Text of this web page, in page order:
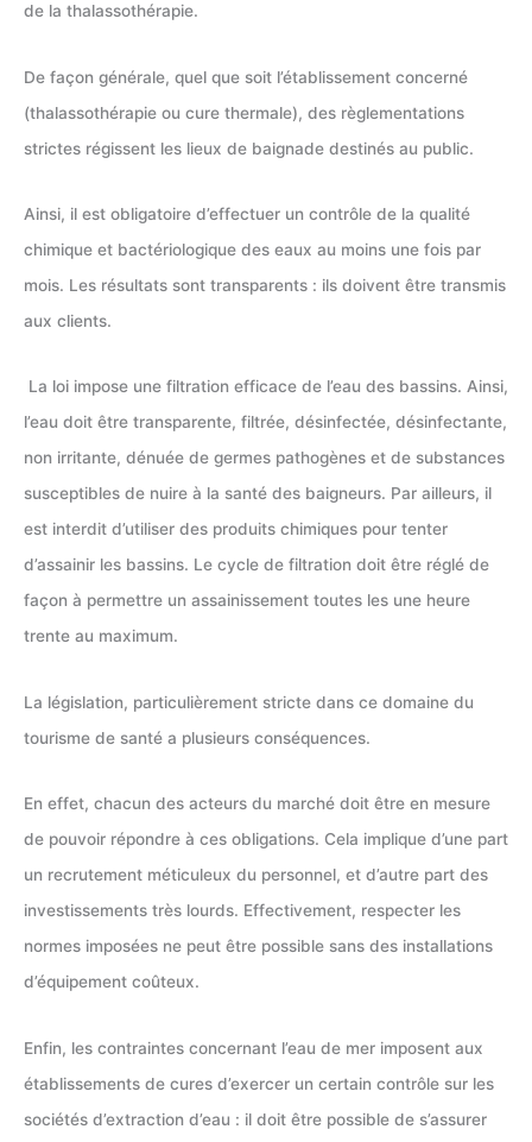
de la thalassothérapie.
De façon générale, quel que soit l’établissement concerné
(thalassothérapie ou cure thermale), des règlementations
strictes régissent les lieux de baignade destinés au public.
Ainsi, il est obligatoire d’effectuer un contrôle de la qualité
chimique et bactériologique des eaux au moins une fois par
mois. Les résultats sont transparents : ils doivent être transmis
aux clients.
La loi impose une filtration efficace de l’eau des bassins. Ainsi,
l’eau doit être transparente, filtrée, désinfectée, désinfectante,
non irritante, dénuée de germes pathogènes et de substances
susceptibles de nuire à la santé des baigneurs. Par ailleurs, il
est interdit d’utiliser des produits chimiques pour tenter
d’assainir les bassins. Le cycle de filtration doit être réglé de
façon à permettre un assainissement toutes les une heure
trente au maximum.
La législation, particulièrement stricte dans ce domaine du
tourisme de santé a plusieurs conséquences.
En effet, chacun des acteurs du marché doit être en mesure
de pouvoir répondre à ces obligations. Cela implique d’une part
un recrutement méticuleux du personnel, et d’autre part des
investissements très lourds. Effectivement, respecter les
normes imposées ne peut être possible sans des installations
d’équipement coûteux.
Enfin, les contraintes concernant l’eau de mer imposent aux
établissements de cures d’exercer un certain contrôle sur les
sociétés d’extraction d’eau : il doit être possible de s’assurer